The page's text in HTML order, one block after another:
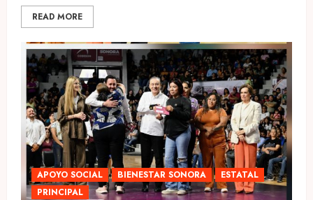
READ MORE
APOYO SOCIAL BIENESTAR SONORA
ESTATAL
PRINCIPAL